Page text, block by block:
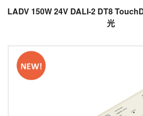
LADV 150W 24V DALI-2 DT8
光